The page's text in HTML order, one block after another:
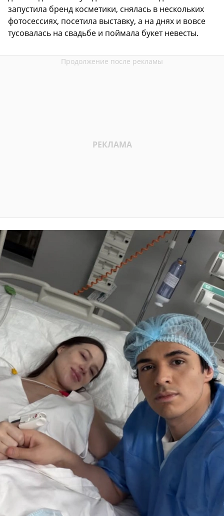
запустила бренд косметики, снялась в нескольких
фотосессиях, посетила выставку, а на днях и вовсе
тусовалась на свадьбе и поймала букет невесты.